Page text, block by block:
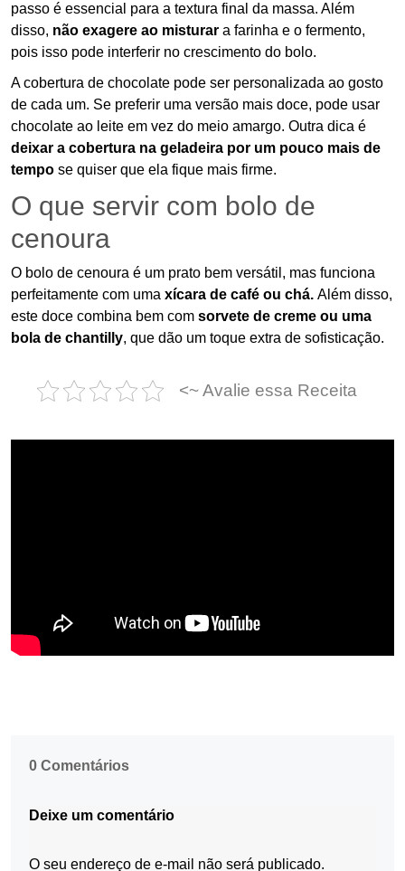
passo é essencial para a textura final da massa. Além
disso, não exagere ao misturar a farinha e o fermento,
pois isso pode interferir no crescimento do bolo.
A cobertura de chocolate pode ser personalizada ao gosto
de cada um. Se preferir uma versão mais doce, pode usar
chocolate ao leite em vez do meio amargo. Outra dica é
deixar a cobertura na geladeira por um pouco mais de
tempo se quiser que ela fique mais firme.
O que servir com bolo de
cenoura
O bolo de cenoura é um prato bem versátil, mas funciona
perfeitamente com uma xícara de café ou chá. Além disso,
este doce combina bem com sorvete de creme ou uma
bola de chantilly, que dão um toque extra de sofisticação.
<~ Avalie essa Receita
0 Comentários
Deixe um comentário
O seu endereço de e-mail não será publicado.